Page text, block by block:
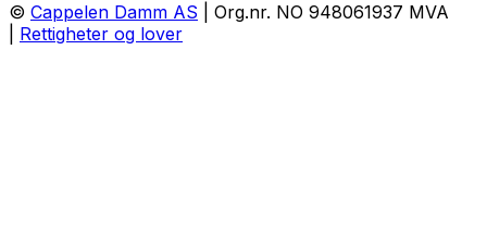
© Cappelen Damm AS | Org.nr. NO 948061937 MVA
Rettigheter og lover